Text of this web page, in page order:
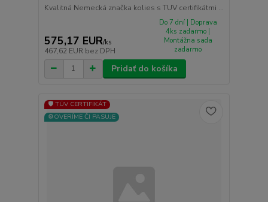
Kvalitná Nemecká značka kolies s TUV certifikátmi ...
575,17 EUR/ks
467,62 EUR bez DPH
Do 7 dní | Doprava
4ks zadarmo |
Montážna sada
zadarmo
Pridať do košíka
🛡️ TÜV CERTIFIKÁT
⚙️OVERÍME ČI PASUJE